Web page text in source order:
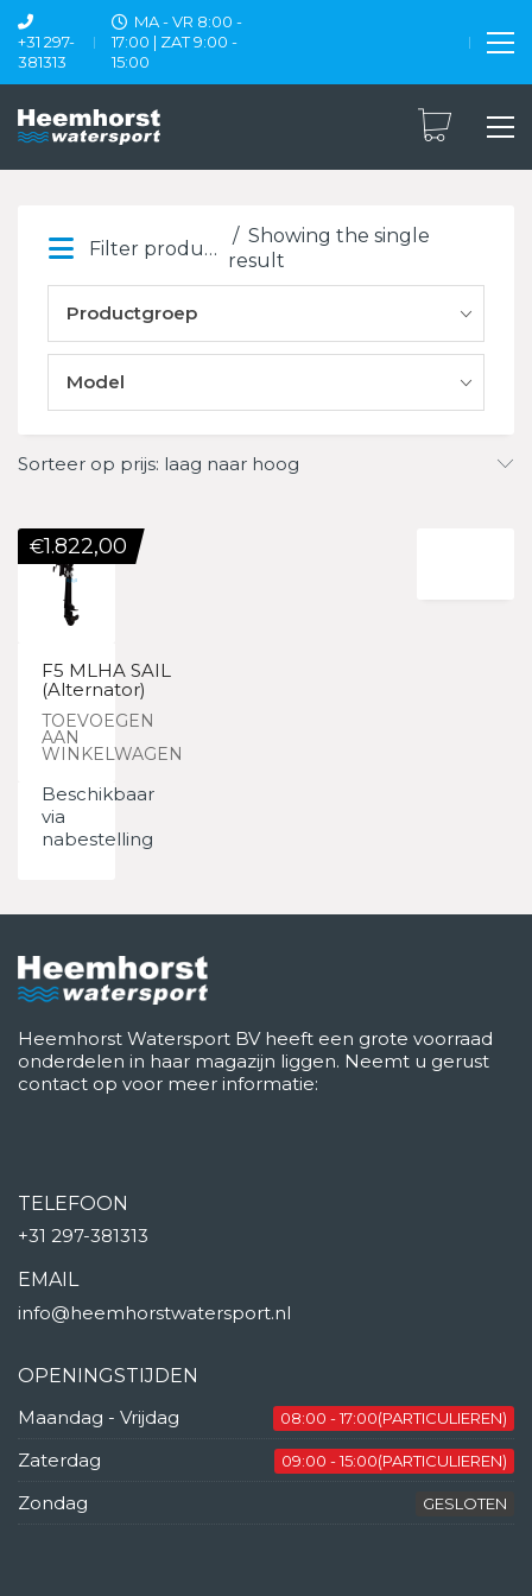
+31 297-
381313
MA - VR 8:00 -
17:00 | ZAT 9:00 -
15:00
Filter products
Showing the single
result
Productgroep
Model
Sorteer op prijs: laag naar hoog
F5 MLHA SAIL
(Alternator)
TOEVOEGEN
AAN
WINKELWAGEN
€1.822,00
Beschikbaar
via
nabestelling
Heemhorst Watersport BV heeft een grote voorraad
onderdelen in haar magazijn liggen. Neemt u gerust
contact op voor meer informatie:
TELEFOON
+31 297-381313
EMAIL
info@heemhorstwatersport.nl
OPENINGSTIJDEN
Maandag - Vrijdag
08:00 - 17:00(PARTICULIEREN)
Zaterdag 09:00 - 15:00(PARTICULIEREN)
Zondag GESLOTEN